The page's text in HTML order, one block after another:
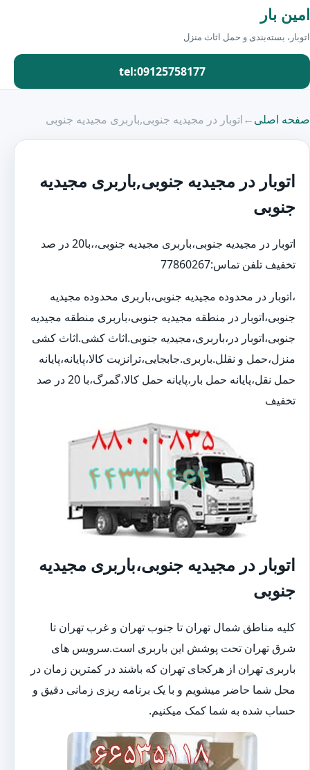
امین بار
اتوبار، بسته‌بندی و حمل اثاث منزل
tel:09125758177
صفحه اصلی←اتوبار در مجیدیه جنوبی,باربری مجیدیه جنوبی
اتوبار در مجیدیه جنوبی,باربری مجیدیه
جنوبی
اتوبار در مجیدیه جنوبی،باربری مجیدیه جنوبی،،با20 در صد
تخفیف تلفن تماس:77860267
،اتوبار در محدوده مجیدیه جنوبی،باربری محدوده مجیدیه
جنوبی،اتوبار در منطقه مجیدیه جنوبی،باربری منطقه مجیدیه
جنوبی،اتوبار در،باربری،مجیدیه جنوبی.اثاث کشی.اثاث کشی
منزل،حمل و نقلل.باربری.جابجایی،ترانزیت کالا،پایانه،پایانه
حمل نقل،پایانه حمل بار،پایانه حمل کالا،گمرگ،با 20 در صد
تخفیف
اتوبار در مجیدیه جنوبی،باربری مجیدیه
جنوبی
کلیه مناطق شمال تهران تا جنوب تهران و غرب تهران تا
شرق تهران تحت پوشش این باربری است.سرویس های
باربری تهران از هرکجای تهران که باشند در کمترین زمان در
محل شما حاضر میشویم و با یک برنامه ریزی زمانی دقیق و
حساب شده به شما کمک میکنیم.